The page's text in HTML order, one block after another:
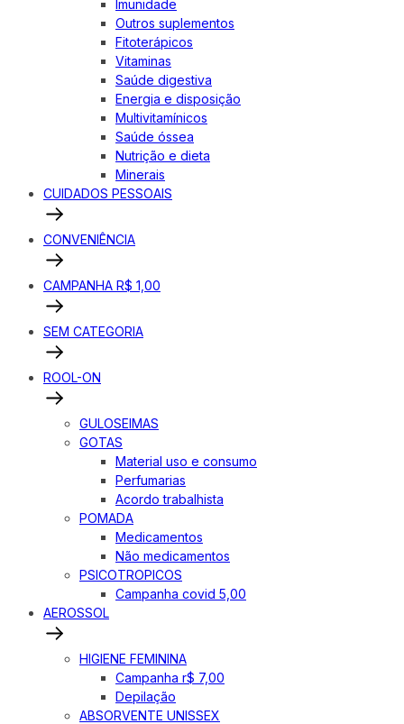
Imunidade
Outros suplementos
Fitoterápicos
Vitaminas
Saúde digestiva
Energia e disposição
Multivitamínicos
Saúde óssea
Nutrição e dieta
Minerais
CUIDADOS PESSOAIS
CONVENIÊNCIA
CAMPANHA R$ 1,00
SEM CATEGORIA
ROOL-ON
GULOSEIMAS
GOTAS
Material uso e consumo
Perfumarias
Acordo trabalhista
POMADA
Medicamentos
Não medicamentos
PSICOTROPICOS
Campanha covid 5,00
AEROSSOL
HIGIENE FEMININA
Campanha r$ 7,00
Depilação
ABSORVENTE UNISSEX